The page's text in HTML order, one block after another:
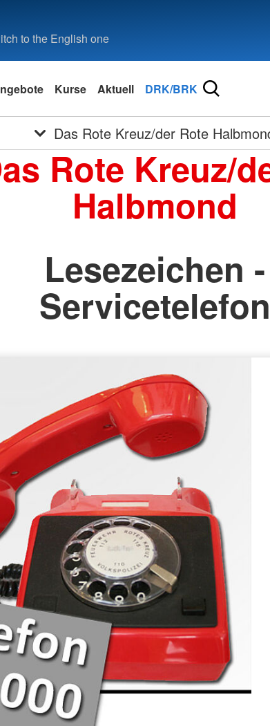
to the English one
Kurse Aktuell DRK/BRK
Das Rote Kreuz/der Rote
Rote Kreuz/
Halbmond
Lesezeichen -
Servicetelefon